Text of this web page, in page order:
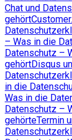
Chat und
gehört
– Was in die
Datenschutz –
gehörtDisqus
in die
Was in die
Datenschutz –
gehörteTermin